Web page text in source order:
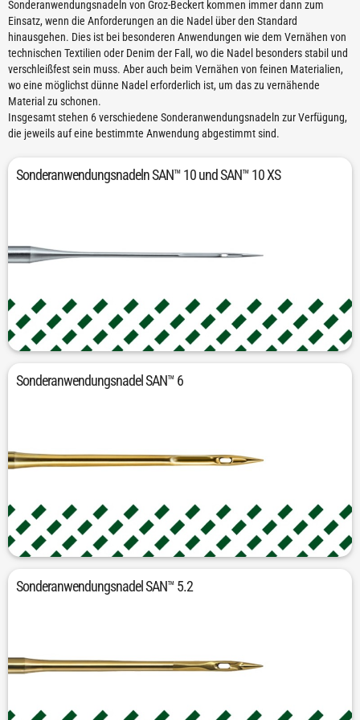
Sonderanwendungsnadeln von Groz-Beckert kommen immer dann zum
Einsatz, wenn die Anforderungen an die Nadel über den Standard
hinausgehen. Dies ist bei besonderen Anwendungen wie dem Vernähen von
technischen Textilien oder Denim der Fall, wo die Nadel besonders stabil und
verschleißfest sein muss. Aber auch beim Vernähen von feinen Materialien,
wo eine möglichst dünne Nadel erforderlich ist, um das zu vernähende
Material zu schonen.
Insgesamt stehen 6 verschiedene Sonderanwendungsnadeln zur Verfügung,
die jeweils auf eine bestimmte Anwendung abgestimmt sind.
Sonderanwendungsnadeln SAN™ 10 und SAN™ 10 XS
Für feine und feinste Maschen- und Webware
Sonderanwendungsnadel SAN™ 6
Für Denim und Arbeitsbekleidung
Sonderanwendungsnadel SAN™ 5.2